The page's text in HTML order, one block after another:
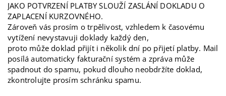
JAKO POTVRZENÍ PLATBY SLOUŽÍ ZASLÁNÍ DOKLADU O
ZAPLACENÍ KURZOVNÉHO.
Zároveň vás prosím o trpělivost, vzhledem k časovému
vytížení nevystavuji doklady každý den,
proto může doklad přijít i několik dní po přijetí platby. Mail
posílá automaticky fakturační systém a zpráva může
spadnout do spamu, pokud dlouho neobdržíte doklad,
zkontrolujte prosím schránku spamu.